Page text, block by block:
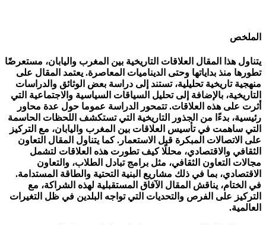
الملخص
يتناول هذا المقال العلاقات التاريخية بين المغرب واليابان، مستعرضًا
تطورها منذ بداياتها وحتى الديناميات المعاصرة. يعتمد المقال على
منهجية تاريخية تحليلية، تستند إلى دراسة بعض الوثائق والدراسات
التاريخية، بالإضافة إلى تحليل السياقات السياسية والاجتماعية التي
أثرت على هذه العلاقات. تتمحور الدراسة عموما حول عدة محاور
رئيسية، بدءًا من الجذور التاريخية التي تستكشف اللحظات الحاسمة
التي ساهمت في تأسيس العلاقات بين المغرب واليابان، مع التركيز
على الاتصالات المبكرة قبل الاستعمار. كما يتناول المقال التعاون
الثقافي والاقتصادي، محللًا كيف تطورت هذه العلاقات لتشمل
مجالات التعاون الثقافي، مثل برامج تبادل الطلاب، والتعاون
الاقتصادي، بما في ذلك مشاريع البنية التحتية والطاقة المستدامة.
في الختام، يناقش المقال الآفاق المستقبلية لهذه الشراكة، مع
التركيز على الفرص والتحديات التي تواجه البلدين في ظل التغيرات
العالمية.